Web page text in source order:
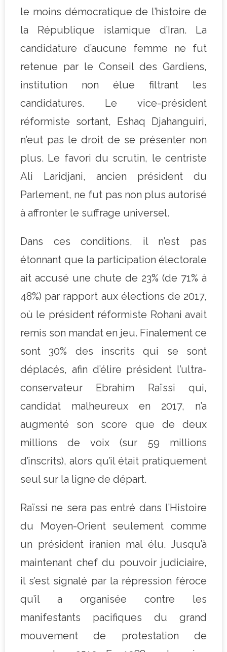
le moins démocratique de l’histoire de
la République islamique d’Iran. La
candidature d’aucune femme ne fut
retenue par le Conseil des Gardiens,
institution non élue filtrant les
candidatures. Le vice-président
réformiste sortant, Eshaq Djahanguiri,
n’eut pas le droit de se présenter non
plus. Le favori du scrutin, le centriste
Ali Laridjani, ancien président du
Parlement, ne fut pas non plus autorisé
à affronter le suffrage universel.
Dans ces conditions, il n’est pas
étonnant que la participation électorale
ait accusé une chute de 23% (de 71% à
48%) par rapport aux élections de 2017,
où le président réformiste Rohani avait
remis son mandat en jeu. Finalement ce
sont 30% des inscrits qui se sont
déplacés, afin d’élire président l’ultra-
conservateur Ebrahim Raïssi qui,
candidat malheureux en 2017, n’a
augmenté son score que de deux
millions de voix (sur 59 millions
d’inscrits), alors qu’il était pratiquement
seul sur la ligne de départ.
Raïssi ne sera pas entré dans l’Histoire
du Moyen-Orient seulement comme
un président iranien mal élu. Jusqu’à
maintenant chef du pouvoir judiciaire,
il s’est signalé par la répression féroce
qu’il a organisée contre les
manifestants pacifiques du grand
mouvement de protestation de